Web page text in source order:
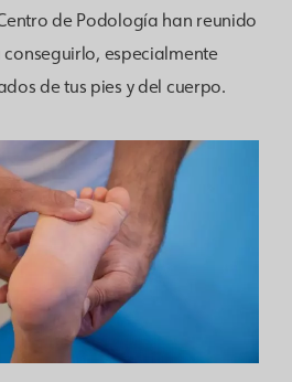
de Podología han reunido
especialmente
de tus pies y del cuerpo.